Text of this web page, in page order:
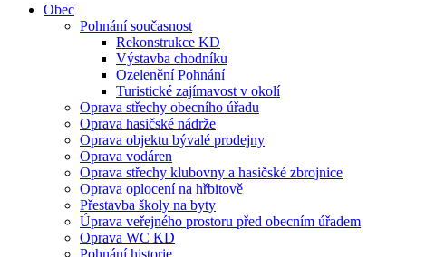
Obec
Pohnání současnost
Rekonstrukce KD
Výstavba chodníku
Ozelenění Pohnání
Turistické zajímavost v okolí
Oprava střechy obecního úřadu
Oprava hasičské nádrže
Oprava objektu bývalé prodejny
Oprava vodáren
Oprava střechy klubovny a hasičské zbrojnice
Oprava oplocení na hřbitově
Přestavba školy na byty
Úprava veřejného prostoru před obecním úřadem
Oprava WC KD
Pohnání historie